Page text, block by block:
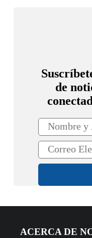
de
ACERCA DE